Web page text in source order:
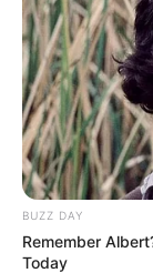
BUZZ DAY
Remember
Today